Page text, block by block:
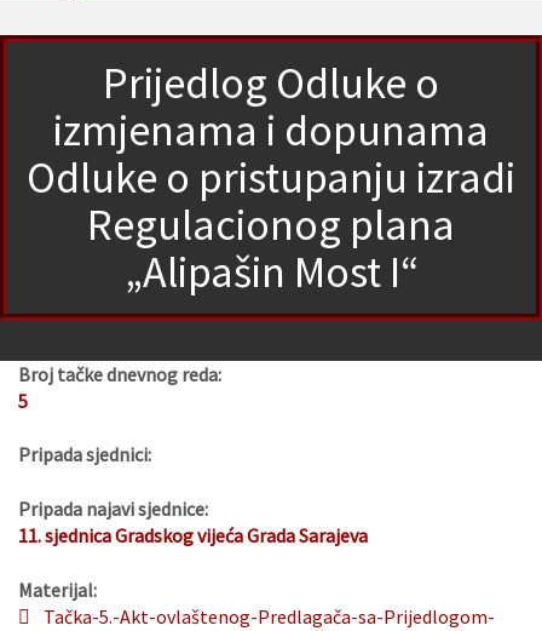
Prijedlog Odluke o
izmjenama i dopunama
Odluke o pristupanju izradi
Regulacionog plana
„Alipašin Most I“
Broj tačke dnevnog reda:
5
Pripada sjednici:
Pripada najavi sjednice:
11. sjednica Gradskog vijeća Grada Sarajeva
Materijal:
Tačka-5.-Akt-ovlaštenog-Predlagača-sa-Prijedlogom-